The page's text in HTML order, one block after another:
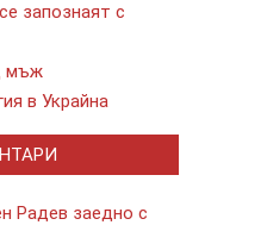
запознаят с
мъж
в Украйна
Радев заедно с